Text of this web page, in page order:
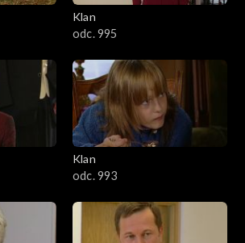
Klan
odc. 995
Klan
odc. 993